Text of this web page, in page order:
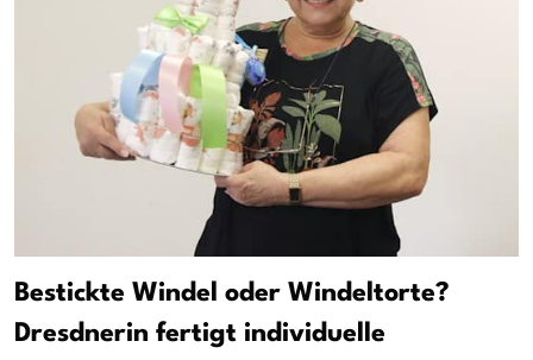
Bestickte Windel oder Windeltorte?
Dresdnerin fertigt individuelle